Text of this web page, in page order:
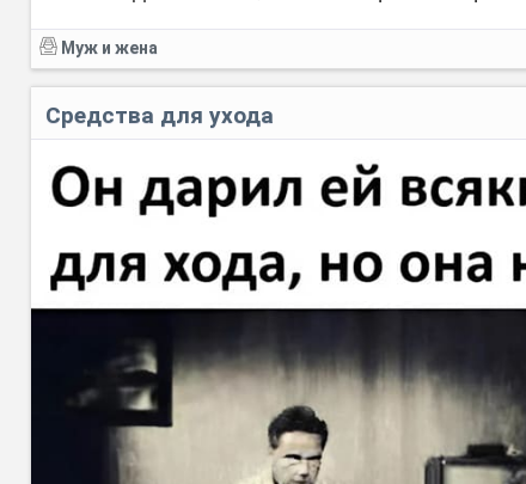
Муж и жена
Средства для ухода